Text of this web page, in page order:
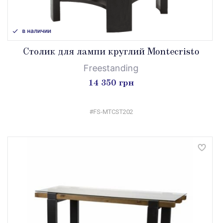
в наличии
Столик для лампи круглий Montecristo
Freestanding
14 350 грн
#FS-MTCST202